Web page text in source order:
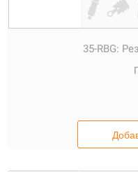
35-RBG: